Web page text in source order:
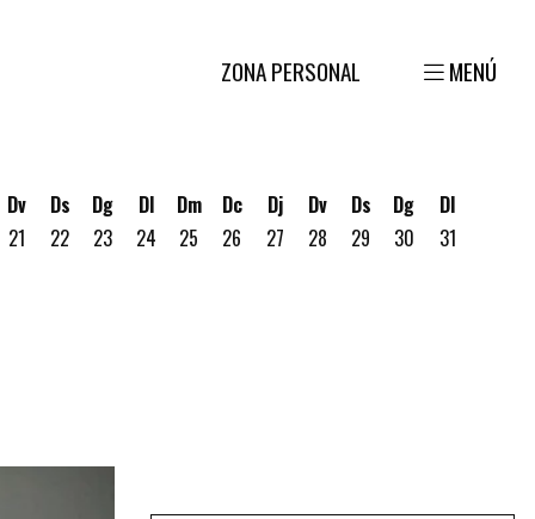
ZONA PERSONAL MENÚ
Dv
21
Ds
22
Dg
23
Dl
24
Dm
25
Dc
26
Dj
27
Dv
28
Ds
29
Dg
30
Dl
31